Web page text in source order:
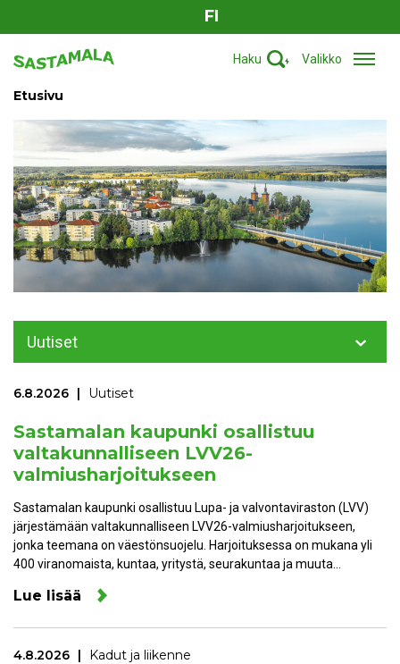
FI
Haku Valikko
Etusivu
Uutiset
6.8.2026 Uutiset
Sastamalan kaupunki osallistuu
valtakunnalliseen LVV26-
valmiusharjoitukseen
Sastamalan kaupunki osallistuu Lupa- ja valvontaviraston (LVV)
järjestämään valtakunnalliseen LVV26-valmiusharjoitukseen,
jonka teemana on väestönsuojelu. Harjoituksessa on mukana yli
400 viranomaista, kuntaa, yritystä, seurakuntaa ja muuta…
Lue lisää
4.8.2026 Kadut ja liikenne